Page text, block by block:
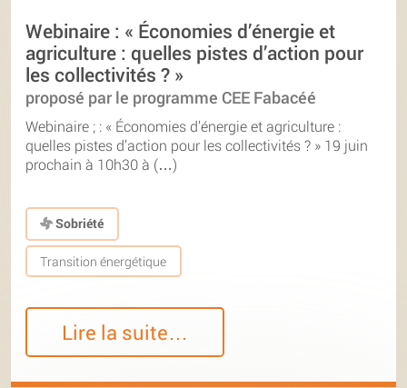
Webinaire : « Économies d’énergie et
agriculture : quelles pistes d’action pour
les collectivités ? »
proposé par le programme CEE Fabacéé
Webinaire ; : « Économies d’énergie et agriculture :
quelles pistes d’action pour les collectivités ? » 19 juin
prochain à 10h30 à (…)
Sobriété
Transition énergétique
Lire la suite…